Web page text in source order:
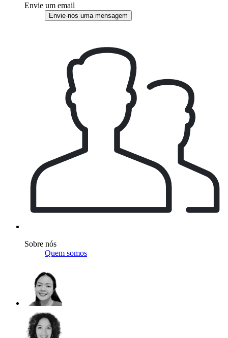
Envie um email
Envie-nos uma mensagem
Sobre nós
Quem somos